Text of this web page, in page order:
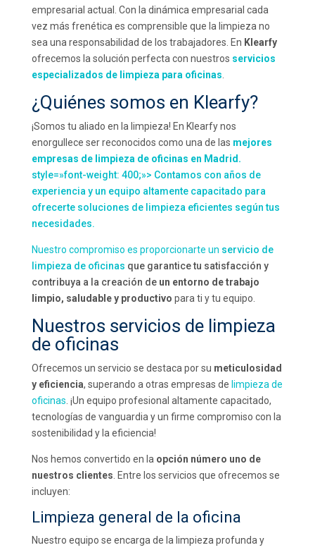
empresarial actual. Con la dinámica empresarial cada
vez más frenética es comprensible que la limpieza no
sea una responsabilidad de los trabajadores. En Klearfy
ofrecemos la solución perfecta con nuestros servicios
especializados de limpieza para oficinas
¿Quiénes somos en Klearfy?
¡Somos tu aliado en la limpieza! En Klearfy nos
enorgullece ser reconocidos como una de las mejores
empresas de limpieza de oficinas en Madrid.
style=»font-weight: 400;»> Contamos con años de
experiencia y un equipo altamente capacitado para
ofrecerte soluciones de limpieza eficientes según tus
necesidades.
Nuestro compromiso es proporcionarte un servicio de
limpieza de oficinas que garantice tu satisfacción y
contribuya a la creación de un entorno de trabajo
limpio, saludable y productivo para ti y tu equipo.
Nuestros servicios de limpieza
de oficinas
Ofrecemos un servicio se destaca por su meticulosidad
y eficiencia, superando a otras empresas de limpieza de
oficinas . ¡Un equipo profesional altamente capacitado,
tecnologías de vanguardia y un firme compromiso con la
sostenibilidad y la eficiencia!
Nos hemos convertido en la opción número uno de
nuestros clientes . Entre los servicios que ofrecemos se
incluyen:
Limpieza general de la oficina
Nuestro equipo se encarga de la limpieza profunda y